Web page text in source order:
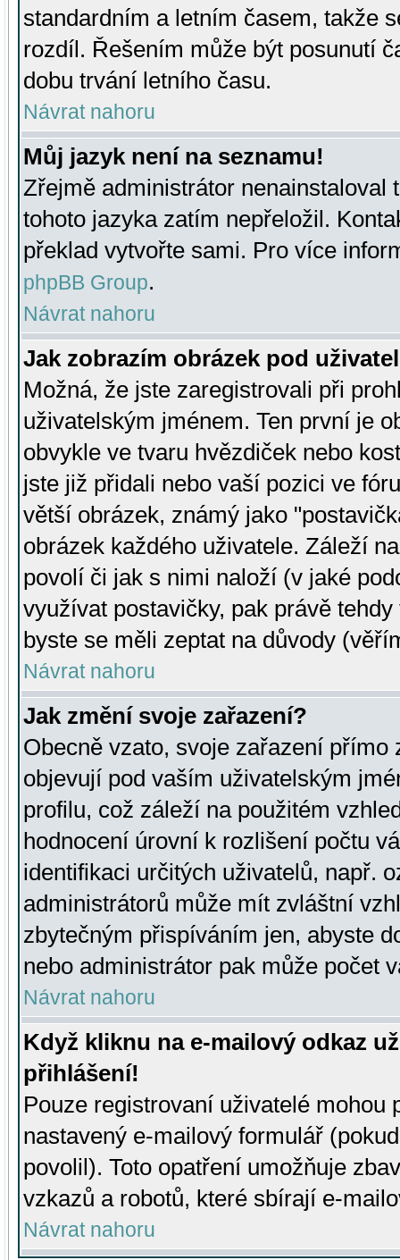
standardním a letním časem, takže
rozdíl. Řešením může být posunutí
dobu trvání letního času.
Návrat nahoru
Můj jazyk není na seznamu!
Zřejmě administrátor nenainstaloval
tohoto jazyka zatím nepřeložil.
překlad vytvořte sami. Pro více
phpBB Group.
Návrat nahoru
Jak zobrazím obrázek pod
Možná, že jste zaregistrovali při
uživatelským jménem. Ten první je
obvykle ve tvaru hvězdiček nebo
jste již přidali nebo vaší pozici ve
větší obrázek, známý jako
obrázek každého uživatele. Záleží
povolí či jak s nimi naloží (v jaké
využívat postavičky, pak právě
byste se měli zeptat na důvody
Návrat nahoru
Jak změní svoje zařazení?
Obecně vzato, svoje zařazení přímo
objevují pod vaším uživatelským
profilu, což záleží na použitém
hodnocení úrovní k rozlišení počtu
identifikaci určitých uživatelů, např.
administrátorů může mít zvláštní
zbytečným přispíváním jen, abyste
nebo administrátor pak může počet
Návrat nahoru
Když kliknu na e-mailový odkaz
přihlášení!
Pouze registrovaní uživatelé mohou
nastavený e-mailový formulář
povolil). Toto opatření umožňuje
vzkazů a robotů, které sbírají e-
Návrat nahoru